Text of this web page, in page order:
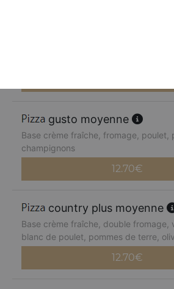
gusto moyenne
Base crème fraîche, fromage, poulet,
champignons
12.70€
country plus moyenne
Base crème fraîche, double fromage,
blanc de poulet, pommes de terre,
12.70€